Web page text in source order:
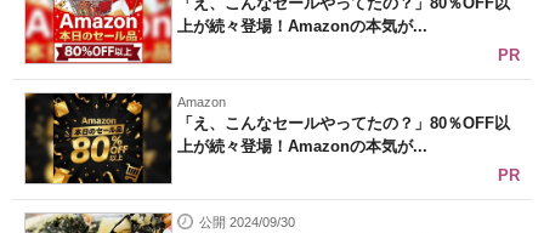
上が続々登場！Amazonの本気が...
PR
Amazon
「え、こんなセールやってたの？」80％OFF以
上が続々登場！Amazonの本気が...
PR
公開 2024/09/30